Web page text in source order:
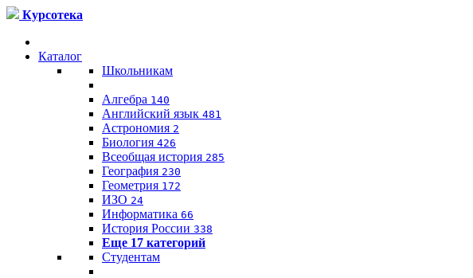
Курсотека
Каталог
Школьникам
Алгебра 140
Английский язык 481
Астрономия 2
Биология 426
Всеобщая история 285
География 230
Геометрия 172
ИЗО 24
Информатика 66
История России 338
Еще 17 категорий
Студентам